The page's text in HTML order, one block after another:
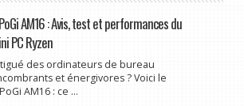
AM16 : Avis, test et performances du
PC Ryzen
des ordinateurs de bureau
et énergivores ? Voici le
AM16 : ce ...